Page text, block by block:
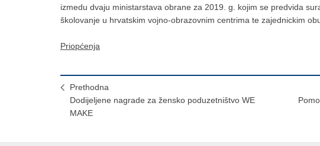
izmedu dvaju ministarstava obrane za 2019. g. kojim se predvida
školovanje u hrvatskim vojno-obrazovnim centrima te zajednickim
Priopćenja
Prethodna
Dodijeljene nagrade za žensko poduzetništvo WE
MAKE